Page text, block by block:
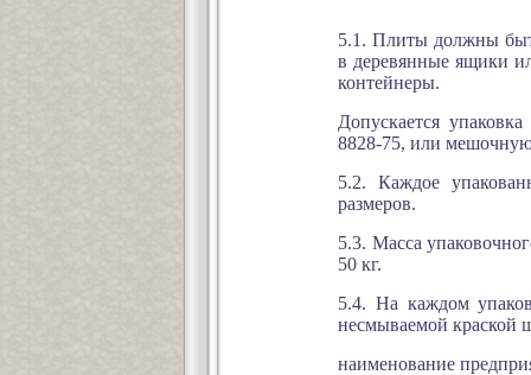
5.1. Плиты должны
в деревянные ящики
контейнеры.
Допускается
8828-75, или
5.2. Каждое
размеров.
5.3. Масса
50 кг.
5.4. На каждом
несмываемой краской
наименование